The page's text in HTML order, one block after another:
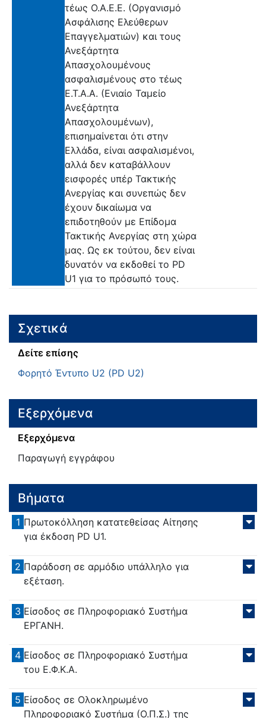
τέως Ο.Α.Ε.Ε. (Οργανισμό
Ασφάλισης Ελεύθερων
Επαγγελματιών) και τους
Ανεξάρτητα
Απασχολουμένους
ασφαλισμένους στο τέως
Ε.Τ.Α.Α. (Ενιαίο Ταμείο
Ανεξάρτητα
Απασχολουμένων),
επισημαίνεται ότι στην
Ελλάδα, είναι ασφαλισμένοι,
αλλά δεν καταβάλλουν
εισφορές υπέρ Τακτικής
Ανεργίας και συνεπώς δεν
έχουν δικαίωμα να
επιδοτηθούν με Επίδομα
Τακτικής Ανεργίας στη χώρα
μας. Ως εκ τούτου, δεν είναι
δυνατόν να εκδοθεί το PD
U1 για το πρόσωπό τους.
Σχετικά
Δείτε επίσης
Φορητό Έντυπο U2 (PD U2)
Εξερχόμενα
Εξερχόμενα
Παραγωγή εγγράφου
Βήματα
1 Πρωτοκόλληση κατατεθείσας Αίτησης
για έκδοση PD U1.
2 Παράδοση σε αρμόδιο υπάλληλο για
εξέταση.
3 Είσοδος σε Πληροφοριακό Συστήμα
ΕΡΓΑΝΗ.
4 Είσοδος σε Πληροφοριακό Συστήμα
του Ε.Φ.Κ.Α.
5 Είσοδος σε Ολοκληρωμένο
Πληροφοριακό Συστήμα (Ο.Π.Σ.) της